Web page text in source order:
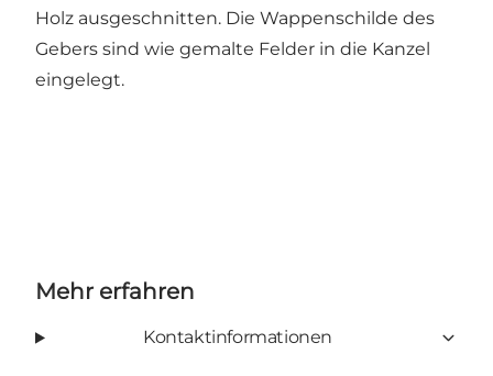
Holz ausgeschnitten. Die Wappenschilde des
Gebers sind wie gemalte Felder in die Kanzel
eingelegt.
Mehr erfahren
Kontaktinformationen